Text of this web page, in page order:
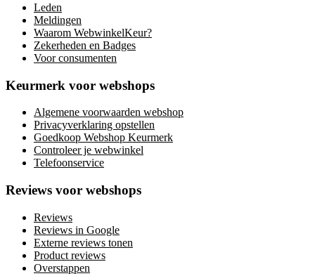
Leden
Meldingen
Waarom WebwinkelKeur?
Zekerheden en Badges
Voor consumenten
Keurmerk voor webshops
Algemene voorwaarden webshop
Privacyverklaring opstellen
Goedkoop Webshop Keurmerk
Controleer je webwinkel
Telefoonservice
Reviews voor webshops
Reviews
Reviews in Google
Externe reviews tonen
Product reviews
Overstappen